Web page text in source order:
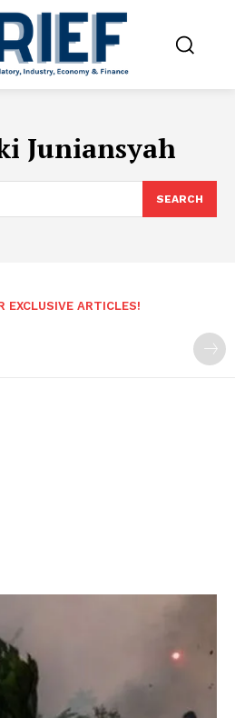
Juniansyah
SEARCH
EXCLUSIVE ARTICLES!